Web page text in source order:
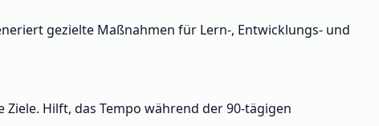
gezielte Maßnahmen für Lern-, Entwicklungs- und
Hilft, das Tempo während der 90-tägigen